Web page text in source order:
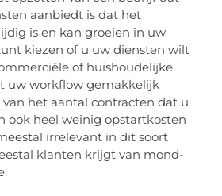
aanbiedt is dat het
is en kan groeien in uw
kiezen of u uw diensten wilt
of huishoudelijke
uw workflow gemakkelijk
van het aantal contracten dat u
ook heel weinig opstartkosten
irrelevant in dit soort
klanten krijgt van mond-